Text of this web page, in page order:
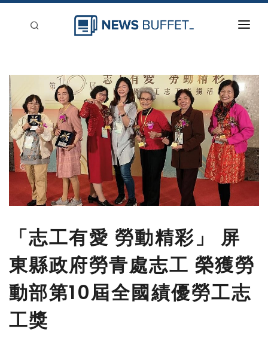
新聞稿分類
登入
刊登
「志工有愛 勞動精彩」 屏
東縣政府勞青處志工 榮獲勞
動部第10屆全國績優勞工志
工獎